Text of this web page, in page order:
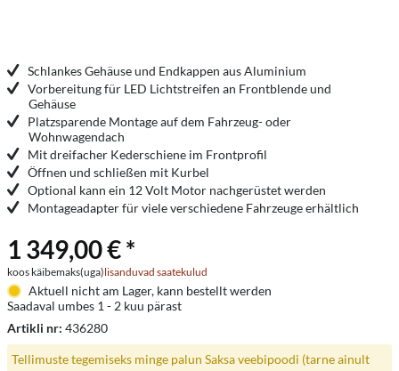
Schlankes Gehäuse und Endkappen aus Aluminium
Vorbereitung für LED Lichtstreifen an Frontblende und
Gehäuse
Platzsparende Montage auf dem Fahrzeug- oder
Wohnwagendach
Mit dreifacher Kederschiene im Frontprofil
Öffnen und schließen mit Kurbel
Optional kann ein 12 Volt Motor nachgerüstet werden
Montageadapter für viele verschiedene Fahrzeuge erhältlich
1 349,00 € *
koos käibemaks(uga)lisanduvad saatekulud
Aktuell nicht am Lager, kann bestellt werden
Saadaval umbes 1 - 2 kuu pärast
Artikli nr: 436280
Tellimuste tegemiseks minge palun Saksa veebipoodi (tarne ainult